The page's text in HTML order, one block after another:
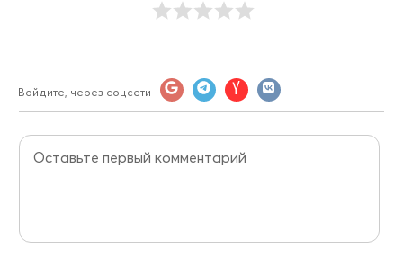
Войдите, через соцсети